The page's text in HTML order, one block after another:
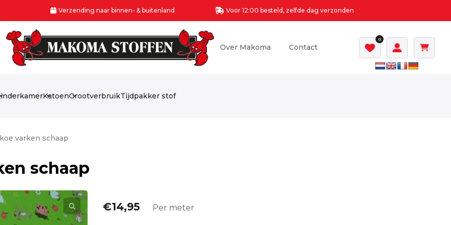
Verzending naar binnen- & buitenland Voor 12:00 besteld, zelfde dag verzonden
Over Makoma Contact
0
KatoenGrootverbruikTijdpakker stof
varken schaap
schaap
€14,95 Per meter